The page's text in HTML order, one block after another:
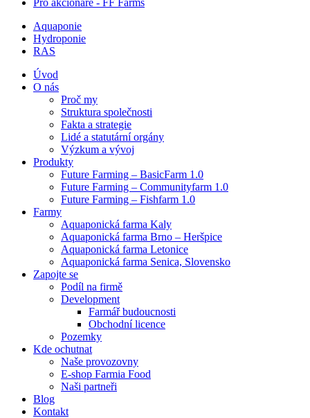
Aquaponie
Hydroponie
RAS
Úvod
O nás
Proč my
Struktura společnosti
Fakta a strategie
Lidé a statutární orgány
Výzkum a vývoj
Produkty
Future Farming – BasicFarm 1.0
Future Farming – Communityfarm 1.0
Future Farming – Fishfarm 1.0
Farmy
Aquaponická farma Kaly
Aquaponická farma Brno – Heršpice
Aquaponická farma Letonice
Aquaponická farma Senica, Slovensko
Zapojte se
Podíl na firmě
Development
Farmář budoucnosti
Obchodní licence
Pozemky
Kde ochutnat
Naše provozovny
E-shop Farmia Food
Naši partneři
Blog
Kontakt